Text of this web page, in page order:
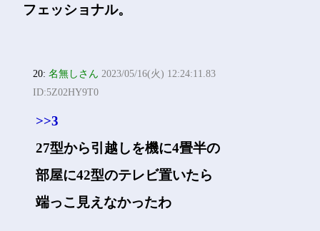
フェッショナル。
20:名無しさん 2023/05/16(火) 12:24:11.83
ID:5Z02HY9T0
>>3
27型から引越しを機に4畳半の
部屋に42型のテレビ置いたら
端っこ見えなかったわ